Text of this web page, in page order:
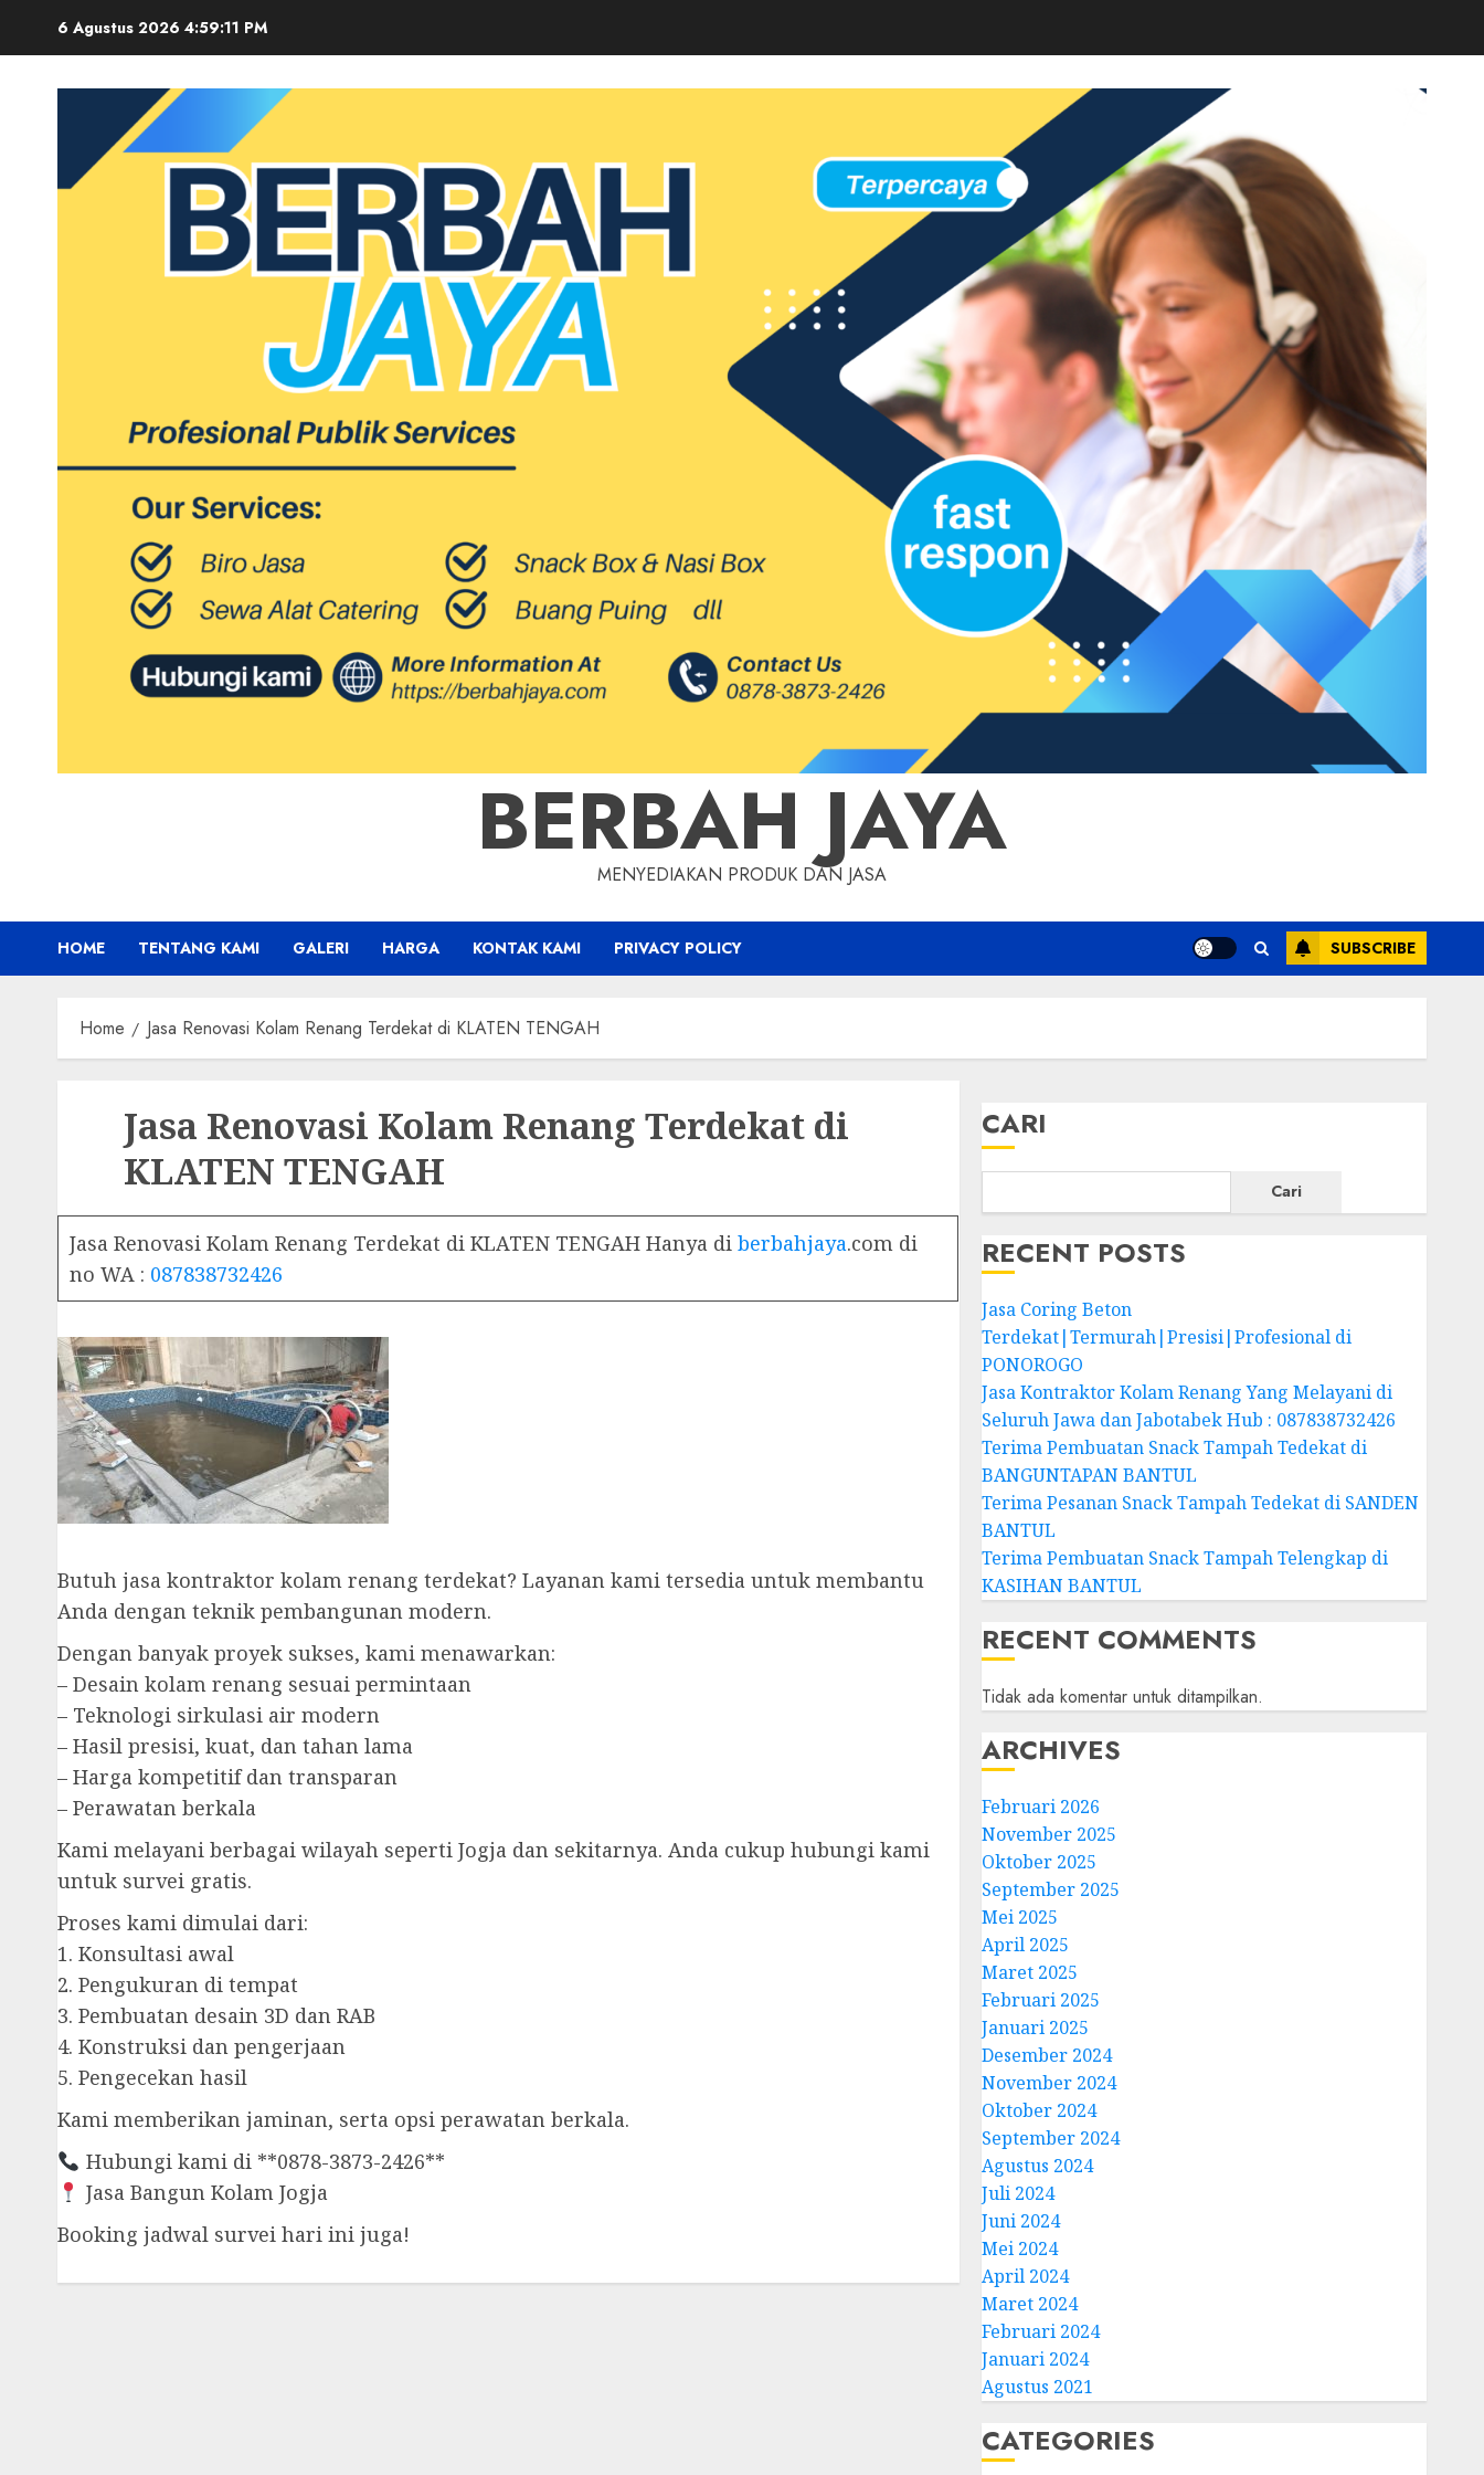
6 Agustus 2026 4:59:12 PM
BERBAH JAYA
MENYEDIAKAN PRODUK DAN JASA
HOME TENTANG KAMI GALERI HARGA KONTAK KAMI PRIVACY POLICY SUBSCRIBE
Home Jasa Renovasi Kolam Renang Terdekat di KLATEN TENGAH
Jasa Renovasi Kolam Renang Terdekat di
KLATEN TENGAH
Jasa Renovasi Kolam Renang Terdekat di KLATEN TENGAH Hanya di berbahjaya.com di
no WA : 087838732426
Butuh jasa kontraktor kolam renang terdekat? Layanan kami tersedia untuk membantu
Anda dengan teknik pembangunan modern.
Dengan banyak proyek sukses, kami menawarkan:
– Desain kolam renang sesuai permintaan
– Teknologi sirkulasi air modern
– Hasil presisi, kuat, dan tahan lama
– Harga kompetitif dan transparan
– Perawatan berkala
Kami melayani berbagai wilayah seperti Jogja dan sekitarnya. Anda cukup hubungi kami
untuk survei gratis.
Proses kami dimulai dari:
1. Konsultasi awal
2. Pengukuran di tempat
3. Pembuatan desain 3D dan RAB
4. Konstruksi dan pengerjaan
5. Pengecekan hasil
Kami memberikan jaminan, serta opsi perawatan berkala.
Hubungi kami di **0878-3873-2426**
Jasa Bangun Kolam Jogja
Booking jadwal survei hari ini juga!
CARI
Cari
RECENT POSTS
Jasa Coring Beton
Terdekat|Termurah|Presisi|Profesional di
PONOROGO
Jasa Kontraktor Kolam Renang Yang Melayani di
Seluruh Jawa dan Jabotabek Hub : 087838732426
Terima Pembuatan Snack Tampah Tedekat di
BANGUNTAPAN BANTUL
Terima Pesanan Snack Tampah Tedekat di SANDEN
BANTUL
Terima Pembuatan Snack Tampah Telengkap di
KASIHAN BANTUL
RECENT COMMENTS
Tidak ada komentar untuk ditampilkan.
ARCHIVES
Februari 2026
November 2025
Oktober 2025
September 2025
Mei 2025
April 2025
Maret 2025
Februari 2025
Januari 2025
Desember 2024
November 2024
Oktober 2024
September 2024
Agustus 2024
Juli 2024
Juni 2024
Mei 2024
April 2024
Maret 2024
Februari 2024
Januari 2024
Agustus 2021
CATEGORIES